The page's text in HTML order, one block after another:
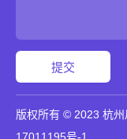
版权所有 © 2023 杭
17011195号-1